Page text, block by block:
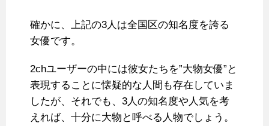
確かに、上記の3人は全国区の知名度を誇る
女優です。
2chユーザーの中には彼女たちを”大物女優”と
表現することに懐疑的な人間も存在していま
したが、それでも、3人の知名度や人気を考
えれば、十分に大物と呼べる人物でしょう。